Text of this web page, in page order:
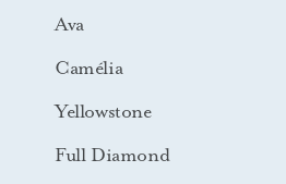
Ava
Camélia
Yellowstone
Full Diamond